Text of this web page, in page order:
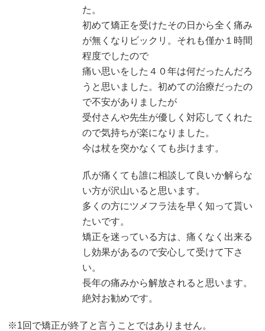
た。
初めて矯正を受けたその日から全く痛み
が無くなりビックリ。それも僅か１時間
程度でしたので
痛い思いをした４０年は何だったんだろ
うと思いました。初めての治療だったの
で不安がありましたが
受付さんや先生が優しく対応してくれた
ので気持ちが楽になりました。
今は杖を突かなくても歩けます。
爪が痛くても誰に相談して良いか解らな
い方が沢山いると思います。
多くの方にツメフラ法を早く知って貰い
たいです。
矯正を迷っている方は、痛くなく出来る
し効果があるので安心して受けて下さ
い。
長年の痛みから解放されると思います。
絶対お勧めです。
※1回で矯正が終了と言うことではありません。